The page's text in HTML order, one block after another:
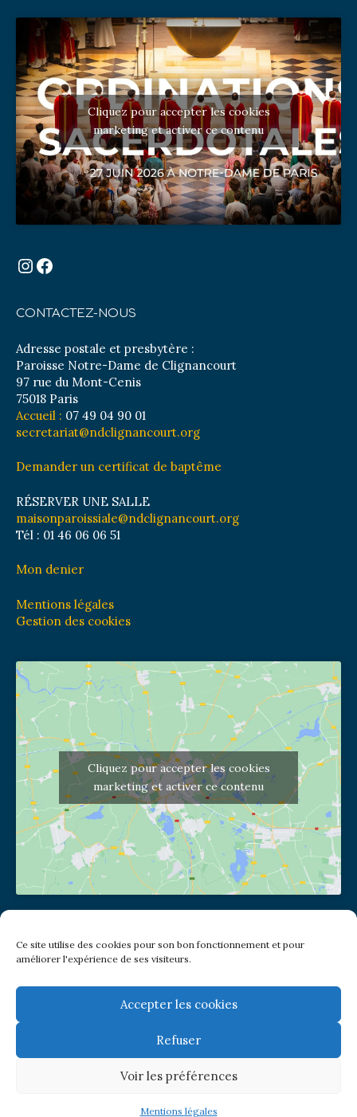
Ce site utilise des cookies pour son bon fonctionnement et pour
améliorer l'expérience de ses visiteurs.
Accepter les cookies
Refuser
Voir les préférences
Mentions légales
Cliquez pour accepter les cookies
marketing et activer ce contenu
Instagram
Facebook
CONTACTEZ-NOUS
Adresse postale et presbytère :
Paroisse Notre-Dame de Clignancourt
97 rue du Mont-Cenis
75018 Paris
Accueil : 07 49 04 90 01
secretariat@ndclignancourt.org
Demander un certificat de baptême
RÉSERVER UNE SALLE
maisonparoissiale@ndclignancourt.org
Tél : 01 46 06 06 51
Mon denier
Mentions légales
Gestion des cookies
Cliquez pour accepter les cookies
marketing et activer ce contenu
(pas de courrier à cette adresse)
2 place Jules Joffrin - 75018
Metro: Jules Joffrin ou Simplon
Bus : Mairie du XVIII
Newsletter
© Paroisse Notre-Dame de Clignancourt